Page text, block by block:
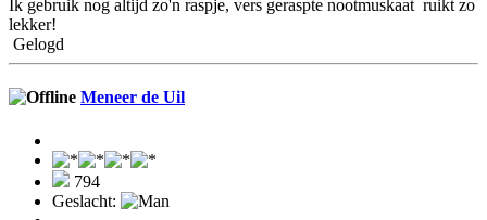
Ik gebruik nog altijd zo'n raspje, vers geraspte nootmuskaat ruikt zo
lekker!
Gelogd
Meneer de Uil
794
Geslacht: